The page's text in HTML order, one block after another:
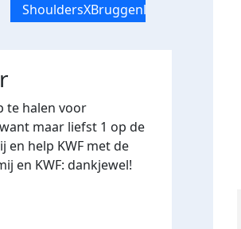
ShouldersXBruggenloop
te halen voor
maar liefst 1 op de
en help KWF met de
en KWF: dankjewel!